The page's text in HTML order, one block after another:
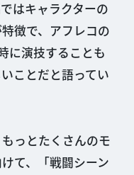
はキャラクターの
徴で、アフレコの
に演技することも
ことだと語ってい
っとたくさんのモ
て、「戦闘シーン